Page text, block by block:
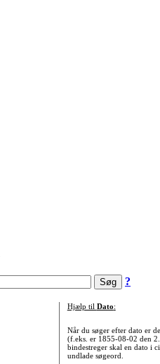
?
Hjælp til Dato:
Når du søger efter dato er
(f.eks. er 1855-08-02 den
bindestreger skal en dato i
undlade søgeord.